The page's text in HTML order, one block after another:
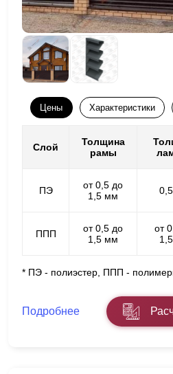
Цены Характеристики
Слой
Толщина
рамы
ПЭ
от 0,5 до
1,5 мм
ППП
от 0,5 до
1,5 мм
от
* ПЭ - полиэстер, ППП -
Подробнее